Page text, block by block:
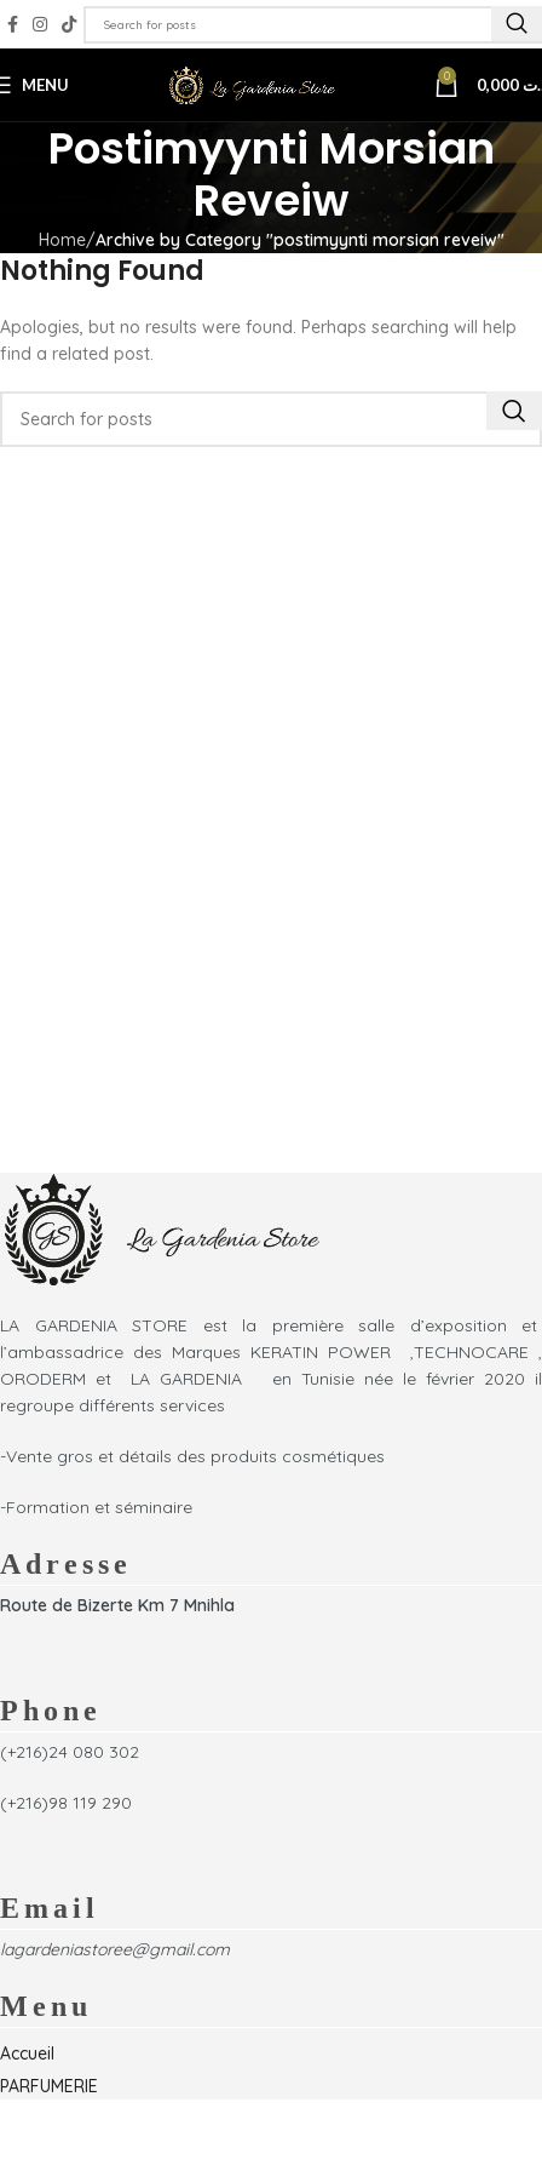
MENU 0
Postimyynti Morsian
Reveiw
Home Archive by Category "postimyynti morsian reveiw"
Nothing Found
Apologies, but no results were found. Perhaps searching will help
find a related post.
LA GARDENIA STORE est la première salle d’exposition et
l’ambassadrice des Marques KERATIN POWER ,TECHNOCARE ,
ORODERM et LA GARDENIA en Tunisie née le février 2020 il
regroupe différents services
-Vente gros et détails des produits cosmétiques
-Formation et séminaire
Adresse
Route de Bizerte Km 7 Mnihla
Phone
(+216)24 080 302
(+216)98 119 290
Email
lagardeniastoree@gmail.com
Menu
Accueil
PARFUMERIE